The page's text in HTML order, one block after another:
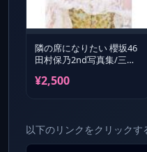
隣の席になりたい 櫻坂46
田村保乃2nd写真集/三瓶
¥2,500
以下のリンクをクリック